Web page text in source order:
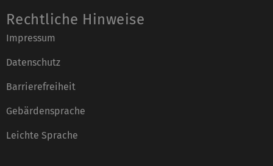
Rechtliche Hinweise
Impressum
Datenschutz
Barrierefreiheit
Gebärdensprache
Leichte Sprache